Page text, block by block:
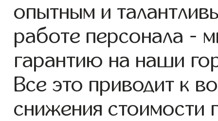
опытным и
работе персонала -
гарантию на наши
Все это приводит к
снижения стоимости